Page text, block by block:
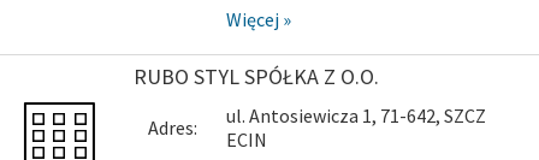
Więcej »
RUBO STYL SPÓŁKA Z O.O.
Adres:
ul. Antosiewicza 1, 71-642, SZCZ
ECIN